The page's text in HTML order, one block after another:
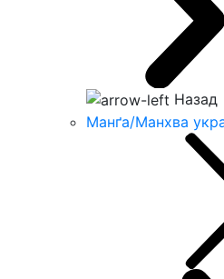
Назад
Манґа/Манхва